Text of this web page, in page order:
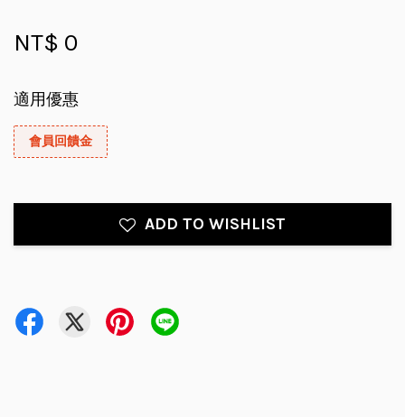
NT$ 0
適用優惠
會員回饋金
ADD TO WISHLIST